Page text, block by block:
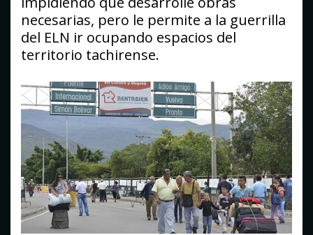
necesarias, pero le permite a la guerrilla
del ELN ir ocupando espacios del
territorio tachirense.